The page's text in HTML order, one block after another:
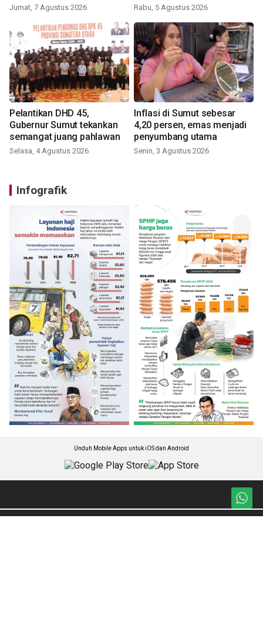
Jumat, 7 Agustus 2026 Rabu, 5 Agustus 2026
Pelantikan DHD 45,
Gubernur Sumut tekankan
semangat juang pahlawan
Selasa, 4 Agustus 2026
Inflasi di Sumut sebesar
4,20 persen, emas menjadi
penyumbang utama
Senin, 3 Agustus 2026
Infografik
Unduh Mobile Apps untuk iOS dan Android